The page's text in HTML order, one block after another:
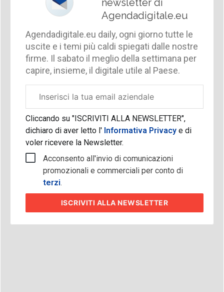
newsletter di
Agendadigitale.eu
Agendadigitale.eu daily, ogni giorno tutte le
uscite e i temi più caldi spiegati dalle nostre
firme. Il sabato il meglio della settimana per
capire, insieme, il digitale utile al Paese.
aziendale
Cliccando su "ISCRIVITI ALLA NEWSLETTER",
dichiaro di aver letto l'Informativa Privacy e di
voler ricevere la Newsletter.
Acconsento all'invio di comunicazioni
promozionali e commerciali per conto di
terzi.
ISCRIVITI ALLA NEWSLETTER